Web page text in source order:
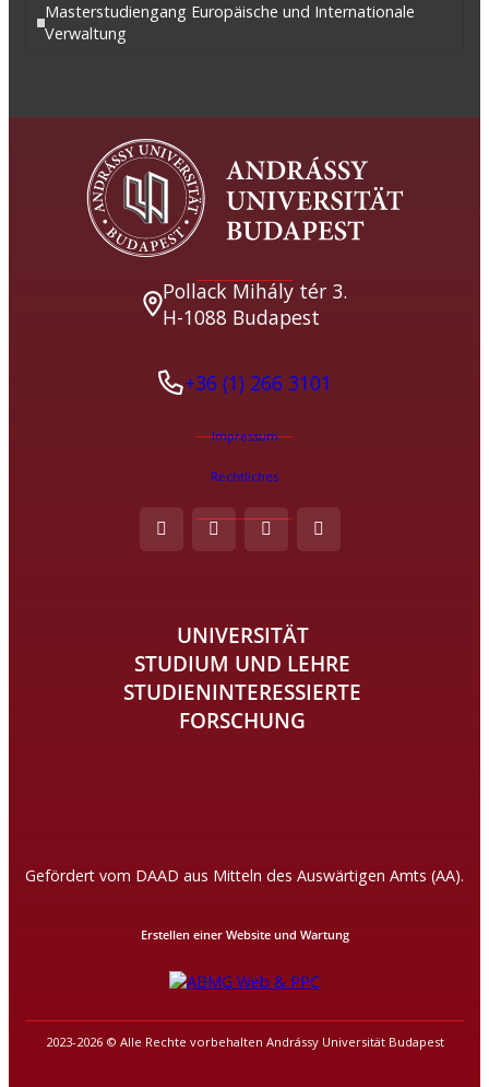
Masterstudiengang Europäische und Internationale
Verwaltung
Pollack Mihály tér 3.
H-1088 Budapest
+36 (1) 266 3101
Impressum
Rechtliches
UNIVERSITÄT
STUDIUM UND LEHRE
STUDIENINTERESSIERTE
FORSCHUNG
Gefördert vom DAAD aus Mitteln des Auswärtigen Amts (AA).
2023-2026 © Alle Rechte vorbehalten Andrássy Universität Budapest
Erstellen einer Website und Wartung